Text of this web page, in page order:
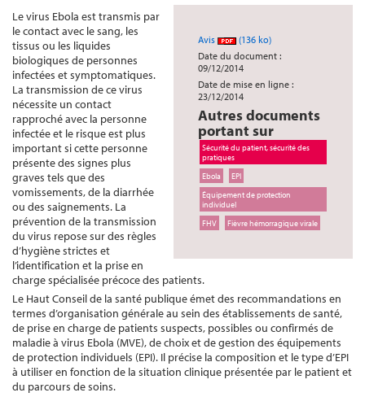
Avis
(136 ko)
Date du document :
09/12/2014
Date de mise en ligne :
23/12/2014
Autres documents
portant sur
Sécurité du patient, sécurité des
pratiques
Ebola
EPI
Équipement de protection
individuel
FHV
Fièvre hémorragique virale
Le virus Ebola est transmis par
le contact avec le sang, les
tissus ou les liquides
biologiques de personnes
infectées et symptomatiques.
La transmission de ce virus
nécessite un contact
rapproché avec la personne
infectée et le risque est plus
important si cette personne
présente des signes plus
graves tels que des
vomissements, de la diarrhée
ou des saignements. La
prévention de la transmission
du virus repose sur des règles
d’hygiène strictes et
l’identification et la prise en
charge spécialisée précoce des patients.
Le Haut Conseil de la santé publique émet des recommandations en
termes d’organisation générale au sein des établissements de santé,
de prise en charge de patients suspects, possibles ou confirmés de
maladie à virus Ebola (MVE), de choix et de gestion des équipements
de protection individuels (EPI). Il précise la composition et le type d’EPI
à utiliser en fonction de la situation clinique présentée par le patient et
du parcours de soins.